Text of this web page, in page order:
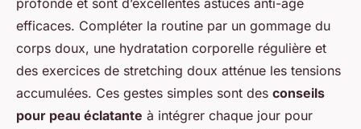
profonde et sont d’excellentes astuces anti-âge
efficaces. Compléter la routine par un gommage du
corps doux, une hydratation corporelle régulière et
des exercices de stretching doux atténue les tensions
accumulées. Ces gestes simples sont des conseils
pour peau éclatante à intégrer chaque jour pour